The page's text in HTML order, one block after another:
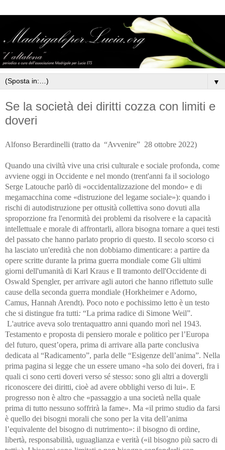
▼
Se la società dei diritti cozza con limiti e
doveri
Alfonso Berardinelli (tratto da “Avvenire” 28 ottobre 2022)
Quando una civiltà vive una crisi culturale e sociale profonda, come
avviene oggi in Occidente e nel mondo (trent'anni fa il sociologo
Serge Latouche parlò di «occidentalizzazione del mondo» e di
megamacchina come «distruzione del legame sociale»): quando i
rischi di autodistruzione per ottusità collettiva sono dovuti alla
sproporzione fra l'enormità dei problemi da risolvere e la capacità
intellettuale e morale di affrontarli, allora bisogna tornare a quei testi
del passato che hanno parlato proprio di questo. Il secolo scorso ci
ha lasciato un'eredità che non dobbiamo dimenticare: a partire da
opere scritte durante la prima guerra mondiale come Gli ultimi
giorni dell'umanità di Karl Kraus e Il tramonto dell'Occidente di
Oswald Spengler, per arrivare agli autori che hanno riflettuto sulle
cause della seconda guerra mondiale (Horkheimer e Adorno,
Camus, Hannah Arendt). Poco noto e pochissimo letto è un testo
che si distingue fra tutti: “La prima radice di Simone Weil”.
L'autrice aveva solo trentaquattro anni quando morì nel 1943.
Testamento e proposta di pensiero morale e politico per l’Europa
del futuro, quest’opera, prima di arrivare alla parte conclusiva
dedicata al “Radicamento”, parla delle “Esigenze dell’anima”. Nella
prima pagina si legge che un essere umano «ha solo dei doveri, fra i
quali ci sono certi doveri verso sé stesso: sono gli altri a dovergli
riconoscere dei diritti, cioè ad avere obblighi verso di lui». E
progresso non è altro che «passaggio a una società nella quale
prima di tutto nessuno soffrirà la fame». Ma «il primo studio da farsi
è quello dei bisogni morali che sono per la vita dell’anima
l’equivalente del bisogno di nutrimento»: il bisogno di ordine,
libertà, responsabilità, uguaglianza e verità («il bisogno più sacro di